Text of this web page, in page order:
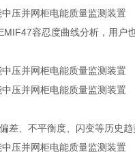
容忍度曲线分析，用户
差、不平衡度、闪变等历史趋